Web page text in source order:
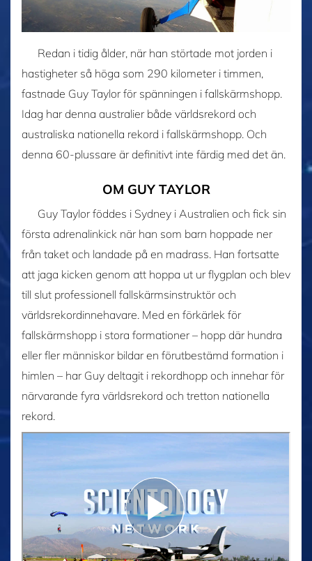
Redan i tidig ålder, när han störtade mot jorden i
hastigheter så höga som 290 kilometer i timmen,
fastnade Guy Taylor för spänningen i fallskärmshopp.
Idag har denna australier både världsrekord och
australiska nationella rekord i fallskärmshopp. Och
denna 60-plussare är definitivt inte färdig med det än.
OM GUY TAYLOR
Guy Taylor föddes i Sydney i Australien och fick sin
första adrenalinkick när han som barn hoppade ner
från taket och landade på en madrass. Han fortsatte
att jaga kicken genom att hoppa ut ur flygplan och blev
till slut professionell fallskärmsinstruktör och
världsrekordinnehavare. Med en förkärlek för
fallskärmshopp i stora formationer – hopp där hundra
eller fler människor bildar en förutbestämd formation i
himlen – har Guy deltagit i rekordhopp och innehar för
närvarande fyra världsrekord och tretton nationella
rekord.